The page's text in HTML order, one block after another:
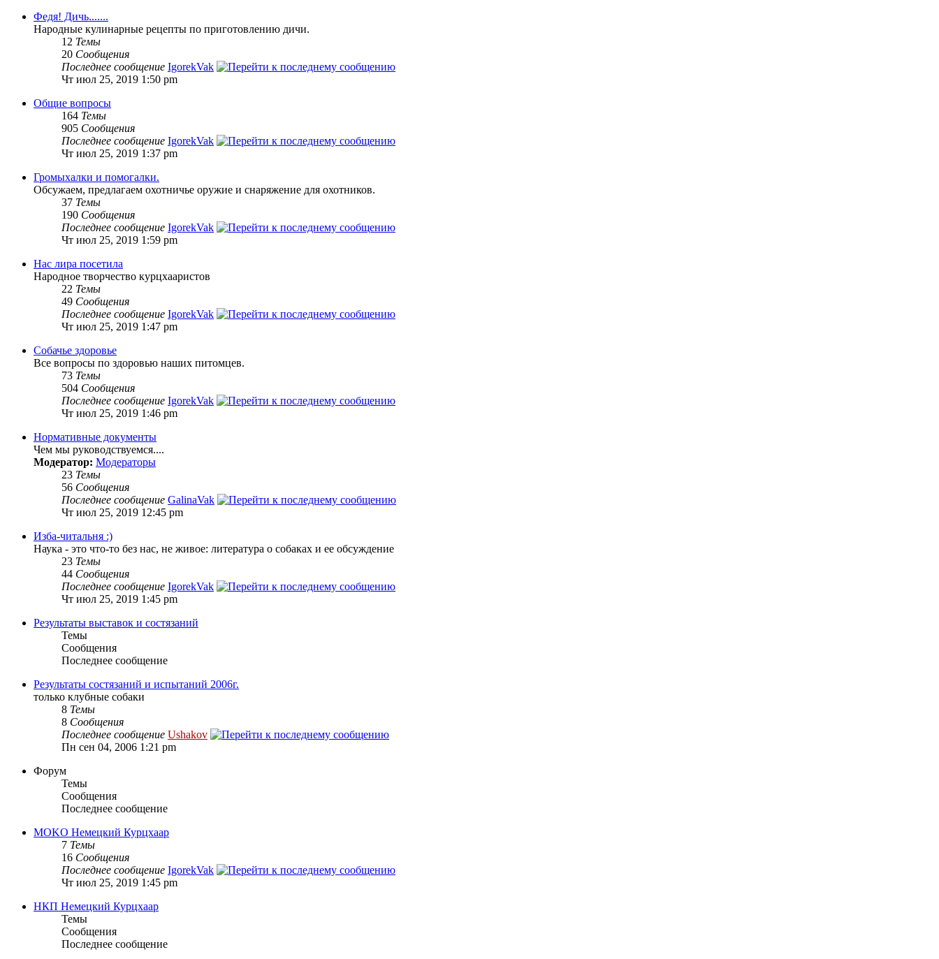
Федя! Дичь.......
Народные кулинарные рецепты по приготовлению дичи.
12 Темы
20 Сообщения
Последнее сообщение IgorekVak
Чт июл 25, 2019 1:50 pm
Общие вопросы
164 Темы
905 Сообщения
Последнее сообщение IgorekVak
Чт июл 25, 2019 1:37 pm
Громыхалки и помогалки.
Обсужаем, предлагаем охотничье оружие и снаряжение для охотников.
37 Темы
190 Сообщения
Последнее сообщение IgorekVak
Чт июл 25, 2019 1:59 pm
Нас лира посетила
Народное творчество курцхааристов
22 Темы
49 Сообщения
Последнее сообщение IgorekVak
Чт июл 25, 2019 1:47 pm
Собачье здоровье
Все вопросы по здоровью наших питомцев.
73 Темы
504 Сообщения
Последнее сообщение IgorekVak
Чт июл 25, 2019 1:46 pm
Нормативные документы
Чем мы руководствуемся....
Модератор: Модераторы
23 Темы
56 Сообщения
Последнее сообщение GalinaVak
Чт июл 25, 2019 12:45 pm
Изба-читальня :)
Наука - это что-то без нас, не живое: литература о собаках и ее обсуждение
23 Темы
44 Сообщения
Последнее сообщение IgorekVak
Чт июл 25, 2019 1:45 pm
Результаты выставок и состязаний
Темы
Сообщения
Последнее сообщение
Результаты состязаний и испытаний 2006г.
только клубные собаки
8 Темы
8 Сообщения
Последнее сообщение Ushakov
Пн сен 04, 2006 1:21 pm
Форум
Темы
Сообщения
Последнее сообщение
MOKO Немецкий Курцхаар
7 Темы
16 Сообщения
Последнее сообщение IgorekVak
Чт июл 25, 2019 1:45 pm
НКП Немецкий Курцхаар
Темы
Сообщения
Последнее сообщение